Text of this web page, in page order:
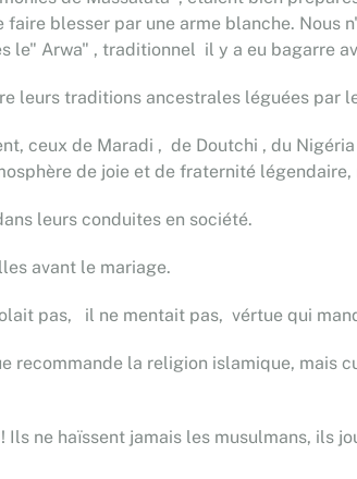
blesser par une arme blanche. Nous
Arwa" , traditionnel il y a eu bagarre
leurs traditions ancestrales léguées par
ceux de Maradi , de Doutchi , du
de joie et de fraternité
leurs conduites en société.
avant le mariage.
pas, il ne mentait pas, vértue qui
recommande la religion islamique, mais
ne haïssent jamais les musulmans, ils